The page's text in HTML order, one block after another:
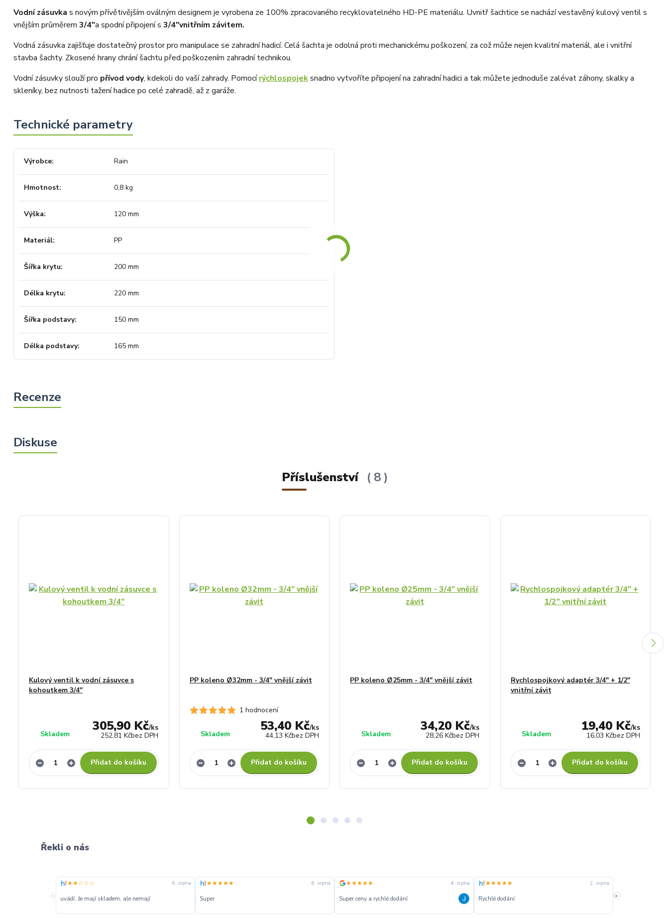
neočekávaného výpadku zboží a ještě
prověřovali jeho dostupnost přímo u
dodavatele. Jelikož zboží nebylo k
objednávku stornovat. O všem jsme
Vás obratem informovali a náležitě
se omluvili. Zakládáme si na férovém
a rychlém jednání. O to více nás mrzí,
osobní telefonát a maximální snahu
náš obchod nedoporučujete. Věříme,
že nám v budoucnu dáte příležitost
Vodní zásuvka s novým přívětivějším oválným designem je vyrobena ze 100% zpracovaného recyklovatelného HD-PE materiálu. Uvnitř šachtice se nachází vestavěný kulový ventil s
vnějším průměrem 3/4"a spodní připojení s 3/4"vnitřním závitem.
Vodná zásuvka zajišťuje dostatečný prostor pro manipulace se zahradní hadicí. Celá šachta je odolná proti mechanickému poškození, za což může nejen kvalitní materiál, ale i vnitřní
stavba šachty. Zkosené hrany chrání šachtu před poškozením zahradní technikou.
Vodní zásuvky slouží pro přívod vody, kdekoli do vaší zahrady. Pomocírýchlospojeksnadno vytvoříte připojení na zahradní hadici a tak můžete jednoduše zalévat záhony, skalky a
skleníky, bez nutnosti tažení hadice po celé zahradě, až z garáže.
Výrobce Rain
Hmotnost 0,8 kg
Výška 120 mm
Materiál PP
Šířka krytu 200 mm
Délka krytu 220 mm
Šířka podstavy 150 mm
Délka podstavy 165 mm
Příslušenství 8
Kulový ventil k vodní zásuvce s
kohoutkem 3/4"
305,90 Kč/ks
252,81 Kčbez DPH
Skladem
Přidat do košíku
1 hodnocení
PP koleno Ø32mm - 3/4" vnější závit
53,40 Kč/ks
44,13 Kčbez DPH
Skladem
Přidat do košíku
PP koleno Ø25mm - 3/4" vnější závit
34,20 Kč/ks
28,26 Kčbez DPH
Skladem
Přidat do košíku
Rychlospojkový adaptér 3/4" + 1/2"
vnitřní závit
19,40 Kč/ks
16,03 Kčbez DPH
Skladem
Přidat do košíku
Řekli o nás
«
★★☆☆☆ 6. srpna
uvádí, že mají skladem, ale nemají
★★★★★ 6. srpna
Super
★★★★★ 4. srpna
Super ceny a rychlé dodání
★★★★★ 2. srpna
Rychlé dodání
Rychle
»